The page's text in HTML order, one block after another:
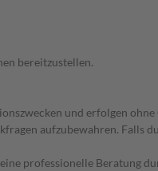
bereitzustellen.
und erfolgen
aufzubewahren. Falls
professionelle Beratung